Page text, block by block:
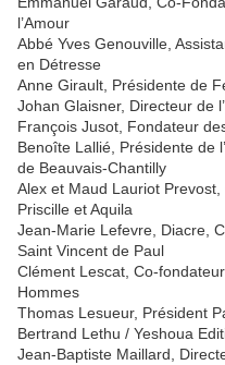
l’Amour
Abbé Yves Genouville,
en Détresse
Anne Girault, Présidente de
Johan Glaisner, Directeur de
François Jusot, Fondateur
Benoîte Lallié, Présidente de
de Beauvais-Chantilly
Alex et Maud Lauriot
Priscille et Aquila
Jean-Marie Lefevre, Diacre,
Saint Vincent de Paul
Clément Lescat, Co-
Hommes
Thomas Lesueur, Président
Bertrand Lethu / Yeshoua
Jean-Baptiste Maillard,